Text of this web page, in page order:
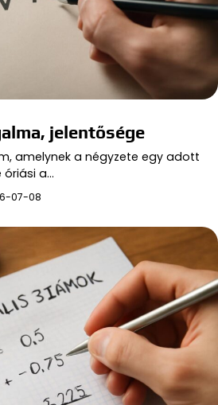
jelentősége
amelynek a négyzete egy adott
óriási a…
07-08